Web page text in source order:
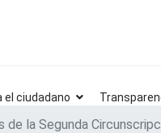
el ciudadano
de la Segunda